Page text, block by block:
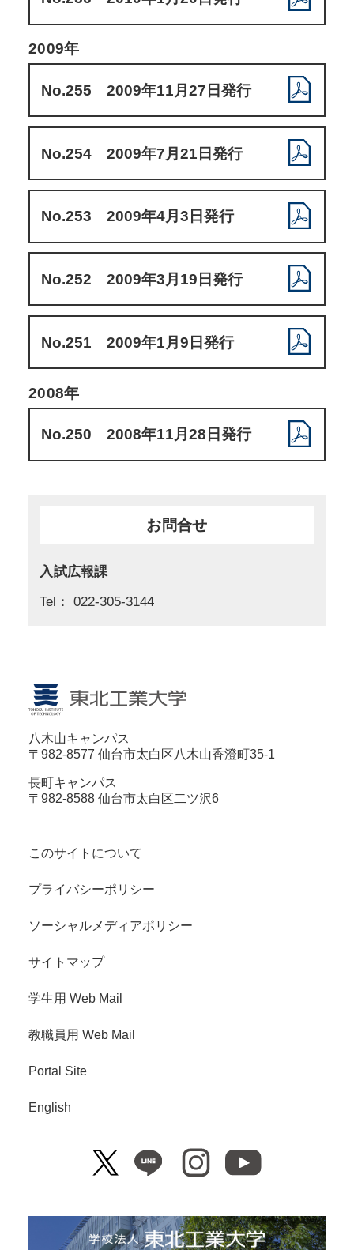
2009年
No.255 2009年11月27日発行
No.254 2009年7月21日発行
No.253 2009年4月3日発行
No.252 2009年3月19日発行
No.251 2009年1月9日発行
2008年
No.250 2008年11月28日発行
お問合せ
入試広報課
Tel： 022-305-3144
八木山キャンパス
〒982-8577 仙台市太白区八木山香澄町35-1
長町キャンパス
〒982-8588 仙台市太白区二ツ沢6
このサイトについて
プライバシーポリシー
ソーシャルメディアポリシー
サイトマップ
学生用 Web Mail
教職員用 Web Mail
Portal Site
English